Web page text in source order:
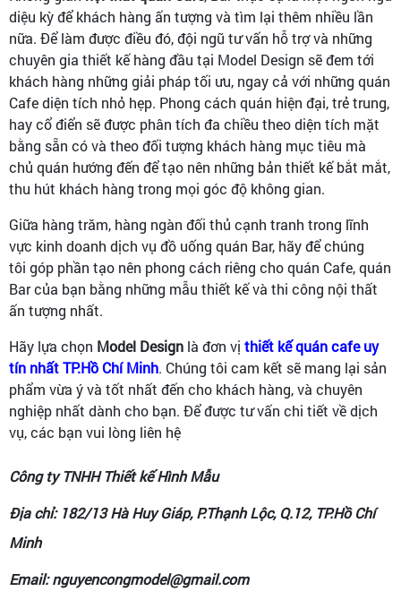
diệu kỳ để khách hàng ấn tượng và tìm lại thêm nhiều lần
nữa. Để làm được điều đó, đội ngũ tư vấn hỗ trợ và những
chuyên gia thiết kế hàng đầu tại Model Design sẽ đem tới
khách hàng những giải pháp tối ưu, ngay cả với những quán
Cafe diện tích nhỏ hẹp. Phong cách quán hiện đại, trẻ trung,
hay cổ điển sẽ được phân tích đa chiều theo diện tích mặt
bằng sẵn có và theo đối tượng khách hàng mục tiêu mà
chủ quán hướng đến để tạo nên những bản thiết kế bắt mắt,
thu hút khách hàng trong mọi góc độ không gian.
Giữa hàng trăm, hàng ngàn đối thủ cạnh tranh trong lĩnh
vực kinh doanh dịch vụ đồ uống quán Bar, hãy để chúng
tôi góp phần tạo nên phong cách riêng cho quán Cafe, quán
Bar của bạn bằng những mẫu thiết kế và thi công nội thất
ấn tượng nhất.
Hãy lựa chọn Model Design là đơn vị thiết kế quán cafe uy
tín nhất TP.Hồ Chí Minh. Chúng tôi cam kết sẽ mang lại sản
phẩm vừa ý và tốt nhất đến cho khách hàng, và chuyên
nghiệp nhất dành cho bạn. Để được tư vấn chi tiết về dịch
vụ, các bạn vui lòng liên hệ
Công ty TNHH Thiết kế Hình Mẫu
Địa chỉ: 182/13 Hà Huy Giáp, P.Thạnh Lộc, Q.12, TP.Hồ Chí
Minh
Email: nguyencongmodel@gmail.com